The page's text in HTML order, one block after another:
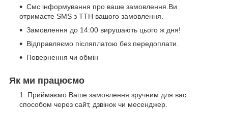
Смс інформування про ваше замовлення.Ви
отримаєте SMS з ТТН вашого замовлення.
Замовлення до 14:00 вирушають цього ж дня!
Відправляємо післяплатою без передоплати.
Повернення чи обмін
Як ми працюємо
Приймаємо Ваше замовлення зручним для вас
способом через сайт, дзвінок чи месенджер.